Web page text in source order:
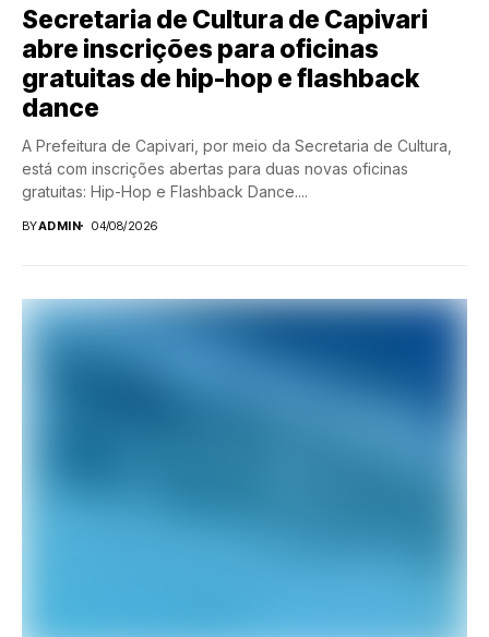
Secretaria de Cultura de Capivari
abre inscrições para oficinas
gratuitas de hip-hop e flashback
dance
A Prefeitura de Capivari, por meio da Secretaria de Cultura,
está com inscrições abertas para duas novas oficinas
gratuitas: Hip-Hop e Flashback Dance....
BYADMIN 04/08/2026